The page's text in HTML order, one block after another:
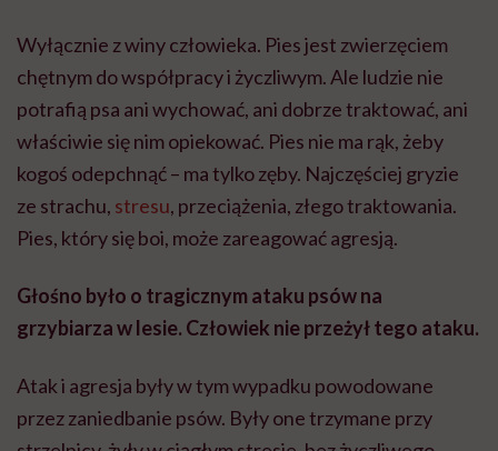
Wyłącznie z winy człowieka. Pies jest zwierzęciem
chętnym do współpracy i życzliwym. Ale ludzie nie
potrafią psa ani wychować, ani dobrze traktować, ani
właściwie się nim opiekować. Pies nie ma rąk, żeby
kogoś odepchnąć – ma tylko zęby. Najczęściej gryzie
ze strachu, stresu, przeciążenia, złego traktowania.
Pies, który się boi, może zareagować agresją.
Głośno było o tragicznym ataku psów na
grzybiarza w lesie. Człowiek nie przeżył tego ataku.
Atak i agresja były w tym wypadku powodowane
przez zaniedbanie psów. Były one trzymane przy